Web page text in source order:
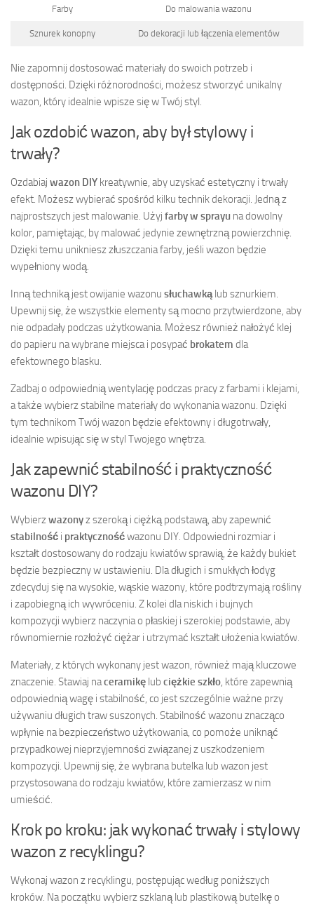
Farby Do malowania wazonu
Sznurek konopny Do dekoracji lub łączenia elementów
Nie zapomnij dostosować materiały do swoich potrzeb i
dostępności. Dzięki różnorodności, możesz stworzyć unikalny
wazon, który idealnie wpisze się w Twój styl.
Jak ozdobić wazon, aby był stylowy i
trwały?
Ozdabiaj wazon DIY kreatywnie, aby uzyskać estetyczny i trwały
efekt. Możesz wybierać spośród kilku technik dekoracji. Jedną z
najprostszych jest malowanie. Użyj farby w sprayu na dowolny
kolor, pamiętając, by malować jedynie zewnętrzną powierzchnię.
Dzięki temu unikniesz złuszczania farby, jeśli wazon będzie
wypełniony wodą.
Inną techniką jest owijanie wazonu słuchawkąlub sznurkiem.
Upewnij się, że wszystkie elementy są mocno przytwierdzone, aby
nie odpadały podczas użytkowania. Możesz również nałożyć klej
do papieru na wybrane miejsca i posypać brokatem dla
efektownego blasku.
Zadbaj o odpowiednią wentylację podczas pracy z farbami i klejami,
a także wybierz stabilne materiały do wykonania wazonu. Dzięki
tym technikom Twój wazon będzie efektowny i długotrwały,
idealnie wpisując się w styl Twojego wnętrza.
Jak zapewnić stabilność i praktyczność
wazonu DIY?
Wybierzwazonyz szeroką i ciężką podstawą, aby zapewnić
stabilność i praktycznośćwazonu DIY. Odpowiedni rozmiar i
kształt dostosowany do rodzaju kwiatów sprawią, że każdy bukiet
będzie bezpieczny w ustawieniu. Dla długich i smukłych łodyg
zdecyduj się na wysokie, wąskie wazony, które podtrzymają rośliny
i zapobiegną ich wywróceniu. Z kolei dla niskich i bujnych
kompozycji wybierz naczynia o płaskiej i szerokiej podstawie, aby
równomiernie rozłożyć ciężar i utrzymać kształt ułożenia kwiatów.
Materiały, z których wykonany jest wazon, również mają kluczowe
znaczenie. Stawiaj naceramikę lub ciężkie szkło, które zapewnią
odpowiednią wagę i stabilność, co jest szczególnie ważne przy
używaniu długich traw suszonych. Stabilność wazonu znacząco
wpłynie na bezpieczeństwo użytkowania, co pomoże uniknąć
przypadkowej nieprzyjemności związanej z uszkodzeniem
kompozycji. Upewnij się, że wybrana butelka lub wazon jest
przystosowana do rodzaju kwiatów, które zamierzasz w nim
umieścić.
Krok po kroku: jak wykonać trwały i stylowy
wazon z recyklingu?
Wykonaj wazon z recyklingu, postępując według poniższych
kroków. Na początku wybierz szklaną lub plastikową butelkę o